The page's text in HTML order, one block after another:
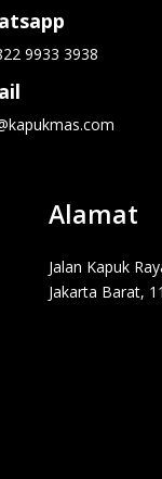
9933 3938
Alamat
Jalan Kapuk
Jakarta Barat,